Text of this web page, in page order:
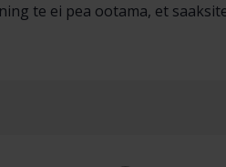
te ei pea ootama, et